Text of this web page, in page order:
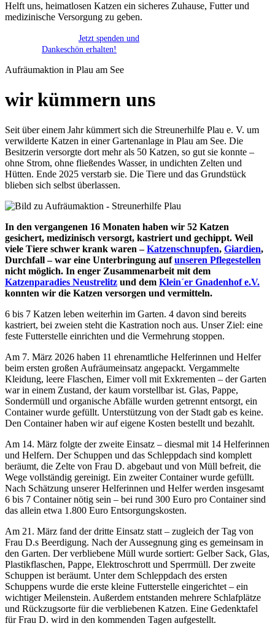
Helft uns, heimatlosen Katzen ein sicheres Zuhause, Futter und
medizinische Versorgung zu geben.
Jetzt spenden und
Dankeschön erhalten!
Aufräumaktion in Plau am See
wir kümmern uns
Seit über einem Jahr kümmert sich die Streunerhilfe Plau e. V. um
verwilderte Katzen in einer Gartenanlage in Plau am See. Die
Besitzerin versorgte dort mehr als 50 Katzen, so gut sie konnte –
ohne Strom, ohne fließendes Wasser, in undichten Zelten und
Hütten. Ende 2025 verstarb sie. Die Tiere und das Grundstück
blieben sich selbst überlassen.
In den vergangenen 16 Monaten haben wir 52 Katzen
gesichert, medizinisch versorgt, kastriert und gechippt. Weil
viele Tiere schwer krank waren –Katzenschnupfen, Giardien,
Durchfall – war eine Unterbringung aufunseren Pflegestellen
nicht möglich. In enger Zusammenarbeit mit dem
Katzenparadies Neustrelitz und dem Klein´er Gnadenhof e.V.
konnten wir die Katzen versorgen und vermitteln.
6 bis 7 Katzen leben weiterhin im Garten. 4 davon sind bereits
kastriert, bei zweien steht die Kastration noch aus. Unser Ziel: eine
feste Futterstelle einrichten und die Vermehrung stoppen.
Am 7. März 2026 haben 11 ehrenamtliche Helferinnen und Helfer
beim ersten großen Aufräumeinsatz angepackt. Vergammelte
Kleidung, leere Flaschen, Eimer voll mit Exkrementen – der Garten
war in einem Zustand, der kaum vorstellbar ist. Glas, Pappe,
Sondermüll und organische Abfälle wurden getrennt entsorgt, ein
Container wurde gefüllt. Unterstützung von der Stadt gab es keine.
Den Container haben wir auf eigene Kosten bestellt und bezahlt.
Am 14. März folgte der zweite Einsatz – diesmal mit 14 Helferinnen
und Helfern. Der Schuppen und das Schleppdach sind komplett
beräumt, die Zelte von Frau D. abgebaut und von Müll befreit, die
Wege vollständig gereinigt. Ein zweiter Container wurde gefüllt.
Nach Schätzung unserer Helferinnen und Helfer werden insgesamt
6 bis 7 Container nötig sein – bei rund 300 Euro pro Container sind
das allein etwa 1.800 Euro Entsorgungskosten.
Am 21. März fand der dritte Einsatz statt – zugleich der Tag von
Frau D.s Beerdigung. Nach der Aussegnung ging es gemeinsam in
den Garten. Der verbliebene Müll wurde sortiert: Gelber Sack, Glas,
Plastikflaschen, Pappe, Elektroschrott und Sperrmüll. Der zweite
Schuppen ist beräumt. Unter dem Schleppdach des ersten
Schuppens wurde die erste kleine Futterstelle eingerichtet – ein
wichtiger Meilenstein. Außerdem entstanden mehrere Schlafplätze
und Rückzugsorte für die verbliebenen Katzen. Eine Gedenktafel
für Frau D. wird in den kommenden Tagen aufgestellt.